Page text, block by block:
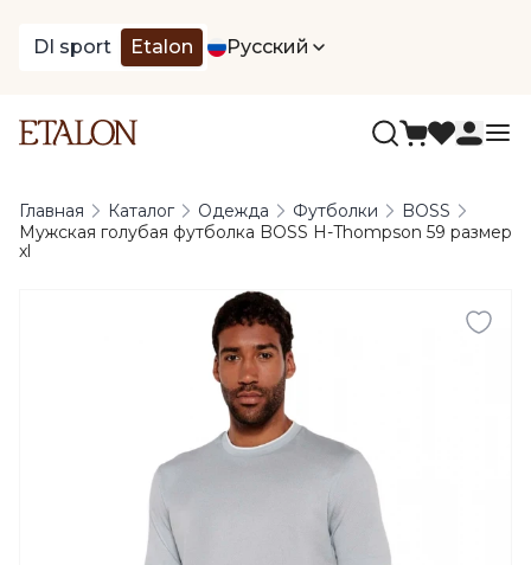
DI sport Etalon Русский
Главная Каталог Одежда Футболки
BOSS
Мужская голубая футболка BOSS H-Thompson 59 размер
xl